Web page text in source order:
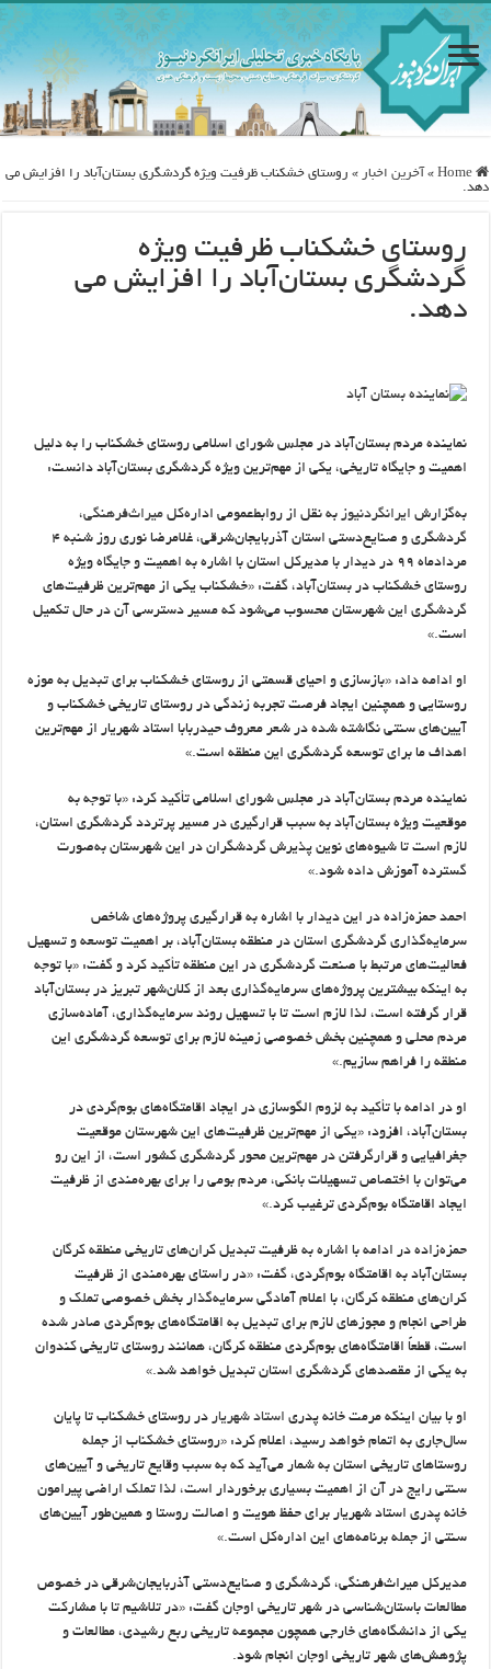
Home
» آخرین اخبار » روستای خشکناب ظرفیت‌ ویژه گردشگری بستان‌آباد را افزایش می
دهد.
روستای خشکناب ظرفیت‌ ویژه
گردشگری بستان‌آباد را افزایش می
دهد.
نماینده مردم بستان‌آباد در مجلس شورای اسلامی روستای خشکناب را به دلیل
اهمیت و جایگاه تاریخی، یکی از مهم‌ترین ویژه گردشگری بستان‌آباد دانست:
به‌گزارش ایرانگردنیوز به ‌نقل از روابط‌عمومی اداره‌کلمیراث‌فرهنگی،
گردشگری و صنایع‌دستی استان آذربایجان‌شرقی، غلامرضا نوری روز شنبه ۴
مردادماه ۹۹ در دیدار با مدیرکل استان با اشاره به اهمیت و جایگاه ویژه
روستای خشکناب در بستان‌آباد، گفت: «خشکناب یکی از مهم‌ترین ظرفیت‌های
گردشگری این شهرستان محسوب می‌شود که مسیر دسترسی آن در حال تکمیل
است.»
او ادامه داد: «بازسازی و احیای قسمتی از روستای خشکناب برای تبدیل به موزه
روستایی و همچنین ایجاد فرصت تجربه زندگی در روستای تاریخی خشکناب و
آیین‌های سنتی نگاشته شده در شعر معروف حیدربابا استاد شهریار از مهم‌ترین
اهداف ما برای توسعه گردشگری این منطقه است.»
نماینده مردم بستان‌آباد در مجلس شورای اسلامی تأکید کرد: «با توجه به
موقعیت ویژه بستان‌آباد به سبب قرارگیری در مسیر پرتردد گردشگری استان،
لازم است تا شیوه‌های نوین پذیرش گردشگران در این شهرستان به‌صورت
گسترده آموزش داده شود.»
احمد حمزه‌زاده در این دیدار با اشاره به قرارگیری پروژه‌های شاخص
سرمایه‌گذاری گردشگری استان در منطقه بستان‌آباد، بر اهمیت توسعه و تسهیل
فعالیت‌های مرتبط با صنعت گردشگری در این منطقه تأکید کرد و گفت: «با توجه
به اینکه بیشترین پروژه‌های سرمایه‌گذاری بعد از کلان‌شهر تبریز در بستان‌آباد
قرار گرفته است، لذا لازم است تا با تسهیل روند سرمایه‌گذاری، آماده‌سازی
مردم محلی و همچنین بخش خصوصی زمینه لازم برای توسعه گردشگری این
منطقه را فراهم سازیم.»
او در ادامه با تأکید به لزوم الگوسازی در ایجاد اقامتگاه‌های بوم‌گردی در
بستان‌آباد، افزود: «یکی از مهم‌ترین ظرفیت‌های این شهرستان موقعیت
جغرافیایی و قرارگرفتن در مهم‌ترین محور گردشگری کشور است، از این رو
می‌توان با اختصاص تسهیلات بانکی، مردم بومی را برای بهره‌مندی از ظرفیت
ایجاد اقامتگاه بوم‌گردی ترغیب کرد.»
حمزه‌زاده در ادامه با اشاره به ظرفیت تبدیل کران‌های تاریخی منطقه کرگان
بستان‌آباد به اقامتگاه بوم‌گردی، گفت: «در راستای بهره‌مندی از ظرفیت
کران‌های منطقه کرگان، با اعلام آمادگی سرمایه‌گذار بخش خصوصی تملک و
طراحی انجام و مجوزهای لازم برای تبدیل به اقامتگاه‌های بوم‌گردی صادر شده
است، قطعاً اقامتگاه‌های بوم‌گردی منطقه کرگان، همانند روستای تاریخی کندوان
به یکی از مقصدهای گردشگری استان تبدیل خواهد شد.»
او با بیان اینکه مرمت خانه پدری استاد شهریار در روستای خشکناب تا پایان
سال‌جاری به اتمام خواهد رسید، اعلام کرد: «روستای خشکناب از جمله
روستاهای تاریخی استان به شمار می‌آید که به سبب وقایع تاریخی و آیین‌های
سنتی رایج در آن از اهمیت بسیاری برخوردار است، لذا تملک اراضی پیرامون
خانه پدری استاد شهریار برای حفظ هویت و اصالت روستا و همین‌طور آیین‌های
سنتی از جمله برنامه‌های این اداره‌کل است.»
مدیرکل میراث‌فرهنگی، گردشگری و صنایع‌دستی آذربایجان‌شرقی در خصوص
مطالعات باستان‌شناسی در شهر تاریخی اوجان گفت: «در تلاشیم تا با مشارکت
یکی از دانشگاه‌های خارجی همچون مجموعه تاریخی ربع رشیدی، مطالعات و
پژوهش‌های شهر تاریخی اوجان انجام شود.